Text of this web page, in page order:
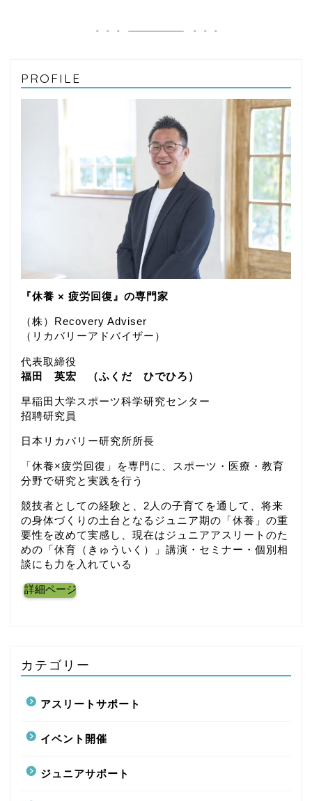
PROFILE
『休養 × 疲労回復』の専門家
（株）Recovery Adviser
（リカバリーアドバイザー）
代表取締役
福田 英宏 （ふくだ ひでひろ）
早稲田大学スポーツ科学研究センター
招聘研究員
日本リカバリー研究所所長
「休養×疲労回復」を専門に、スポーツ・医療・教育
分野で研究と実践を行う
競技者としての経験と、2人の子育てを通して、将来
の身体づくりの土台となるジュニア期の「休養」の重
要性を改めて実感し、現在はジュニアアスリートのた
めの「休育（きゅういく）」講演・セミナー・個別相
談にも力を入れている
詳細ページ
カテゴリー
アスリートサポート
イベント開催
ジュニアサポート